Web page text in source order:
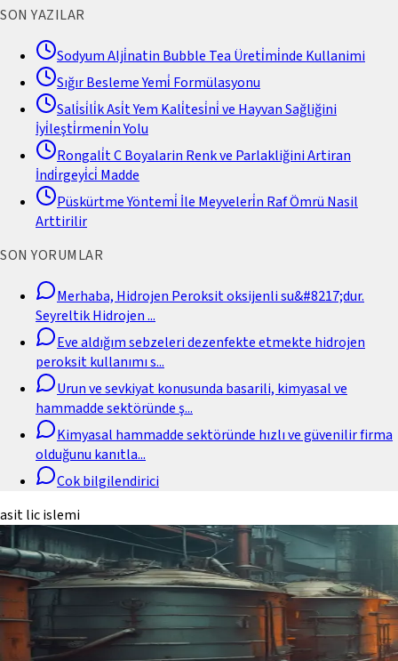
SON YAZILAR
Sodyum Alji̇natin Bubble Tea Üreti̇mi̇nde Kullanimi
Sığır Besleme Yemi̇ Formülasyonu
Sali̇si̇li̇k Asi̇t Yem Kali̇tesi̇ni̇ ve Hayvan Sağliğini
İyi̇leşti̇rmeni̇n Yolu
Rongali̇t C Boyalarin Renk ve Parlakliğini Artiran
İndi̇rgeyi̇ci̇ Madde
Püskürtme Yöntemi̇ İle Meyveleri̇n Raf Ömrü Nasil
Arttirilir
SON YORUMLAR
Merhaba, Hidrojen Peroksit oksijenli su&#8217;dur.
Seyreltik Hidrojen...
Eve aldığım sebzeleri dezenfekte etmekte hidrojen
peroksit kullanımı s...
Urun ve sevkiyat konusunda basarili, kimyasal ve
hammadde sektöründe ş...
Kimyasal hammadde sektöründe hızlı ve güvenilir firma
olduğunu kanıtla...
Cok bilgilendirici
asit lic islemi